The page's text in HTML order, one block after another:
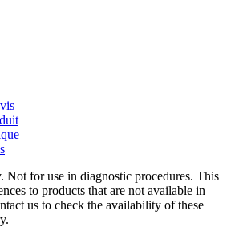
Not for use in diagnostic procedures. This
to products that are not available in
us to check the availability of these